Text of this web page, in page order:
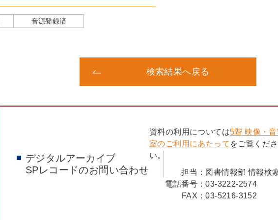
音源登録済
検索結果へ戻る
デジタルアーカイブ
SPレコードのお問い合わせ
資料の利用については5階 映像・
室のご利用にあたって をご覧くださ
い。
担当： 図書情報部 情報検
電話番号：03-3222-2574
FAX：03-5216-3152